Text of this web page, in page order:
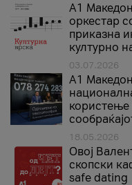
А1
оркестар
приказна
културно
03.07.2026
A1
користење
18.05.2026
Овој
скопски
safe dating